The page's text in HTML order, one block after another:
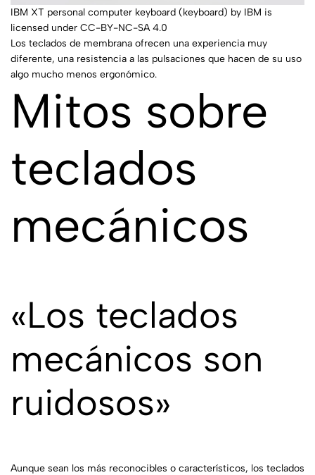
IBM XT personal computer keyboard (keyboard) by IBM is
licensed under CC-BY-NC-SA 4.0
Los teclados de membrana ofrecen una experiencia muy
diferente, una resistencia a las pulsaciones que hacen de su uso
algo mucho menos ergonómico.
Mitos sobre
teclados
mecánicos
«Los teclados
mecánicos son
ruidosos»
Aunque sean los más reconocibles o característicos, los teclados